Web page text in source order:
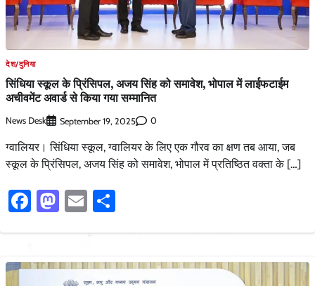
देश/दुनिया
सिंधिया स्कूल के प्रिंसिपल, अजय सिंह को समावेश, भोपाल में लाईफटाईम
अचीवमेंट अवार्ड से किया गया सम्मानित
News Desk September 19, 2025 0
ग्वालियर। सिंधिया स्कूल, ग्वालियर के लिए एक गौरव का क्षण तब आया, जब
स्कूल के प्रिंसिपल, अजय सिंह को समावेश, भोपाल में प्रतिष्ठित वक्ता के […]
Facebook
Mastodon
Email